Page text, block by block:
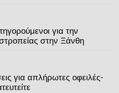
για την
στην Ξάνθη
για απλήρωτες οφειλές-